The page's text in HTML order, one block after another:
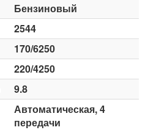
Бензиновый
2544
170/6250
220/4250
9.8
Автоматическая, 4
передачи